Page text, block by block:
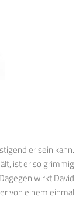
er sein kann.
ist er so grimmig
wirkt David
von einem einmal